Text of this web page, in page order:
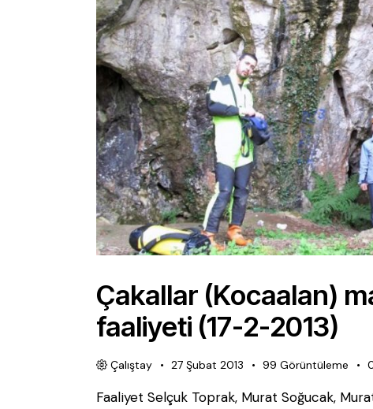
Çakallar (Kocaalan)
faaliyeti (17-2-2013)
Çalıştay 27 Şubat 2013 99 Görüntüleme
Faaliyet Selçuk Toprak, Murat Soğucak,